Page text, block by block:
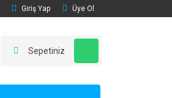
Giriş Yap Üye Ol
Sepetiniz